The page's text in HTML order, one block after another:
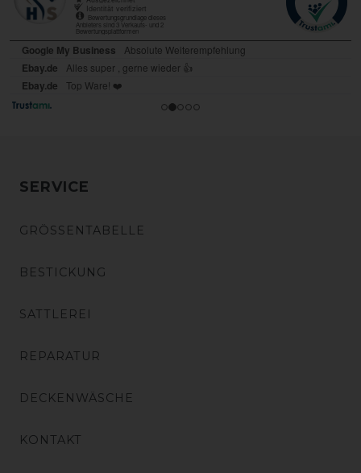
SERVICE
GRÖSSENTABELLE
BESTICKUNG
SATTLEREI
REPARATUR
DECKENWÄSCHE
KONTAKT